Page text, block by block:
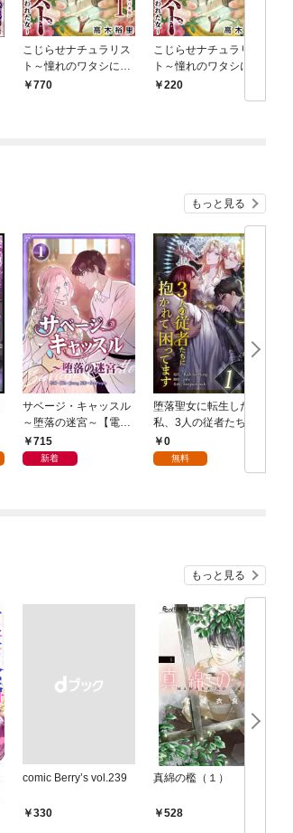
こじらせナチュラリス
ト～憧れのワタシに囚
われた女～ 単行本版
770
こじらせナチュラリス
ト～憧れのワタシに囚
われた女～ 1巻
220
もっと見る
サベージ・キャッスル
～堕落の迷宮～【電子
単行本版】 第1巻
715
新着
堕落聖女に転生した
私、3人の従者たちに
抱かれて困ってます 第
1話
0
無料
もっと見る
comic Berry’s vol.239
￥330
真綿の檻（１）
528